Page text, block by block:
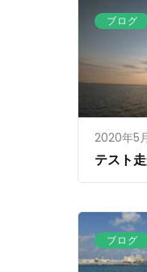
ブログ
2020年5
テスト
ブログ